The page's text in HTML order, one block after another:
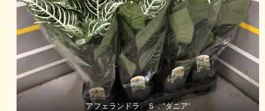
アフェランドラ Ｓ．’ダニア’